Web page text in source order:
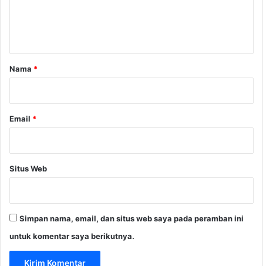
N
e
o
r
Nama *
Email *
Situs Web
Simpan nama, email, dan situs web saya pada peramban ini
untuk komentar saya berikutnya.